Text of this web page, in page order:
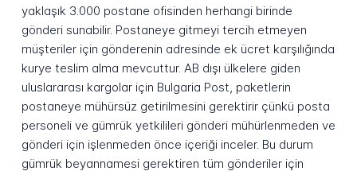
yaklaşık 3.000 postane ofisinden herhangi birinde
gönderi sunabilir. Postaneye gitmeyi tercih etmeyen
müşteriler için gönderenin adresinde ek ücret karşılığında
kurye teslim alma mevcuttur. AB dışı ülkelere giden
uluslararası kargolar için Bulgaria Post, paketlerin
postaneye mühürsüz getirilmesini gerektirir çünkü posta
personeli ve gümrük yetkilileri gönderi mühürlenmeden ve
gönderi için işlenmeden önce içeriği inceler. Bu durum
gümrük beyannamesi gerektiren tüm gönderiler için